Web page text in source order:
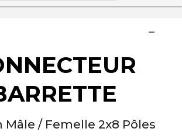
Mâle / Femelle 2x8 Pôles